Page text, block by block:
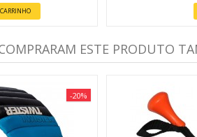
ESTE PRODUTO
-20%